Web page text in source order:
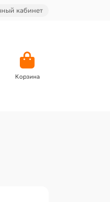
кабинет
Корзина